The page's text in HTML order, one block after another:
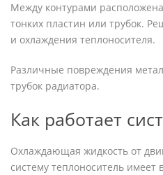
Между контурами
тонких пластин или трубок.
и охлаждения теплоносителя.
Различные повреждения
трубок радиатора.
Как работает
Охлаждающая жидкость от
систему теплоноситель